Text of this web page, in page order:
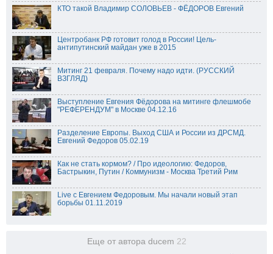
КТО такой Владимир СОЛОВЬЕВ - ФЁДОРОВ Евгений
Центробанк РФ готовит голод в России! Цель-
антипутинский майдан уже в 2015
Митинг 21 февраля. Почему надо идти. (РУССКИЙ
ВЗГЛЯД)
Выступление Евгения Фёдорова на митинге флешмобе
"РЕФЕРЕНДУМ" в Москве 04.12.16
Разделение Европы. Выход США и России из ДРСМД.
Евгений Федоров 05.02.19
Как не стать кормом? / Про идеологию: Федоров,
Бастрыкин, Путин / Коммунизм - Москва Третий Рим
Live с Евгением Федоровым. Мы начали новый этап
борьбы 01.11.2019
Еще от автора ducem 22